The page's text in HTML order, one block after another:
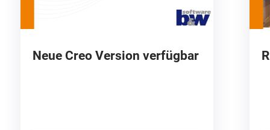
Neue Creo Version verfügbar